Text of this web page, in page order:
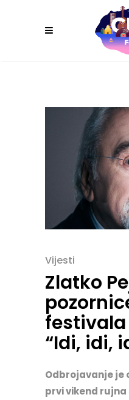
Vijesti
Zlatko
“Idi, idi,
Odbrojavanje je
prvi vikend rujna